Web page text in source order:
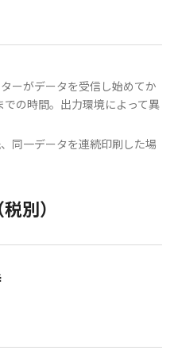
ーがデータを受信し始めてか
の時間。出力環境によって異
同一データを連続印刷した場
別）